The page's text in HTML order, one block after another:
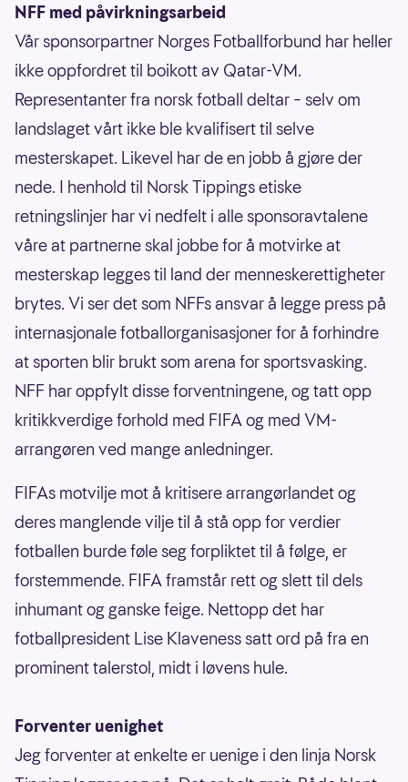
NFF med påvirkningsarbeid
Vår sponsorpartner Norges Fotballforbund har heller
ikke oppfordret til boikott av Qatar-VM.
Representanter fra norsk fotball deltar – selv om
landslaget vårt ikke ble kvalifisert til selve
mesterskapet. Likevel har de en jobb å gjøre der
nede. I henhold til Norsk Tippings etiske
retningslinjer har vi nedfelt i alle sponsoravtalene
våre at partnerne skal jobbe for å motvirke at
mesterskap legges til land der menneskerettigheter
brytes. Vi ser det som NFFs ansvar å legge press på
internasjonale fotballorganisasjoner for å forhindre
at sporten blir brukt som arena for sportsvasking.
NFF har oppfylt disse forventningene, og tatt opp
kritikkverdige forhold med FIFA og med VM-
arrangøren ved mange anledninger.
FIFAs motvilje mot å kritisere arrangørlandet og
deres manglende vilje til å stå opp for verdier
fotballen burde føle seg forpliktet til å følge, er
forstemmende. FIFA framstår rett og slett til dels
inhumant og ganske feige. Nettopp det har
fotballpresident Lise Klaveness satt ord på fra en
prominent talerstol, midt i løvens hule.
Forventer uenighet
Jeg forventer at enkelte er uenige i den linja Norsk